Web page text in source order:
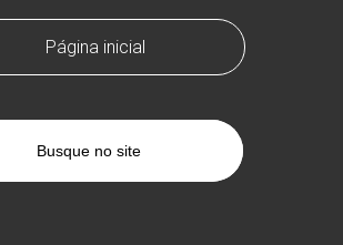
Página inicial